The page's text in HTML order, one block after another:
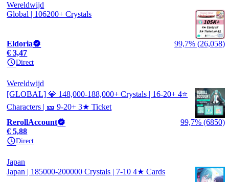
Wereldwijd
Global | 106200+ Crystals
Eldoria
99,7% (26,058)
€ 3,47
Direct
Wereldwijd
[GLOBAL] 💎 148,000-188,000+ Crystals | 16-20+ 4⭐
Characters | 🎫 9-20+ 3★ Ticket
RerollAccount
99,7% (6850)
€ 5,88
Direct
Japan
Japan | 185000-200000 Crystals | 7-10 4★ Cards